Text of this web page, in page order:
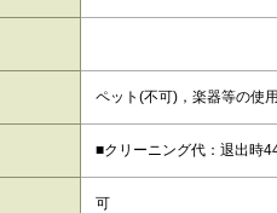
ペット(不可)，楽器等の使
■クリーニング代：退出時
可